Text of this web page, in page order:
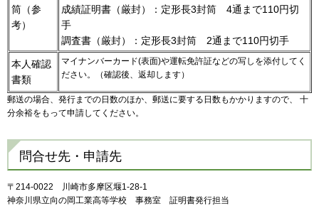
筒（参
考）
成績証明書（厳封）：定形長3封筒 4通まで110円切
手
調査書（厳封）：定形長3封筒 2通まで110円切手
本人確認
書類
マイナンバーカード(表面)や運転免許証などの写しを添付してく
ださい。（確認後、返却します）
郵送の場合、発行までの日数のほか、郵送に要する日数もかかりますので、 十
分余裕をもって申請してください。
問合せ先・申請先
〒214-0022 川崎市多摩区堰1-28-1
神奈川県立向の岡工業高等学校 事務室 証明書発行担当